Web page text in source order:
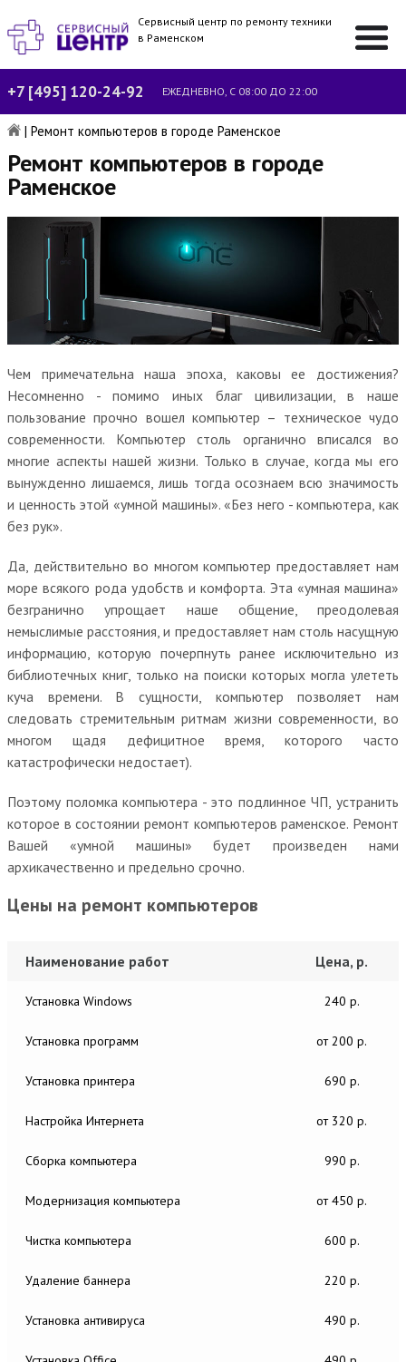
Сервисный центр по ремонту техники
в Раменском
+7 [495] 120-24-92 ЕЖЕДНЕВНО, С 08:00 ДО 22:00
| Ремонт компьютеров в городе Раменское
Ремонт компьютеров в городе
Раменское
Чем примечательна наша эпоха, каковы ее достижения?
Несомненно - помимо иных благ цивилизации, в наше
пользование прочно вошел компьютер – техническое чудо
современности. Компьютер столь органично вписался во
многие аспекты нашей жизни. Только в случае, когда мы его
вынужденно лишаемся, лишь тогда осознаем всю значимость
и ценность этой «умной машины». «Без него - компьютера, как
без рук».
Да, действительно во многом компьютер предоставляет нам
море всякого рода удобств и комфорта. Эта «умная машина»
безгранично упрощает наше общение, преодолевая
немыслимые расстояния, и предоставляет нам столь насущную
информацию, которую почерпнуть ранее исключительно из
библиотечных книг, только на поиски которых могла улететь
куча времени. В сущности, компьютер позволяет нам
следовать стремительным ритмам жизни современности, во
многом щадя дефицитное время, которого часто
катастрофически недостает).
Поэтому поломка компьютера - это подлинное ЧП, устранить
которое в состоянии ремонт компьютеров раменское. Ремонт
Вашей «умной машины» будет произведен нами
архикачественно и предельно срочно.
Цены на ремонт компьютеров
Наименование работ Цена, р.
Установка Windows 240 р.
Установка программ от 200 р.
Установка принтера 690 р.
Настройка Интернета от 320 р.
Сборка компьютера 990 р.
Модернизация компьютера от 450 р.
Чистка компьютера 600 р.
Удаление баннера 220 р.
Установка антивируса 490 р.